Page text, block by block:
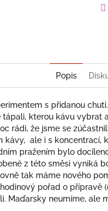
Popis
s přidanou
tápali, kterou kávu vybrat
rádi, že jsme se
ale i s
pražením bylo
z této směsi vyniká
tak máme nového
pořad o
neumíme, ale